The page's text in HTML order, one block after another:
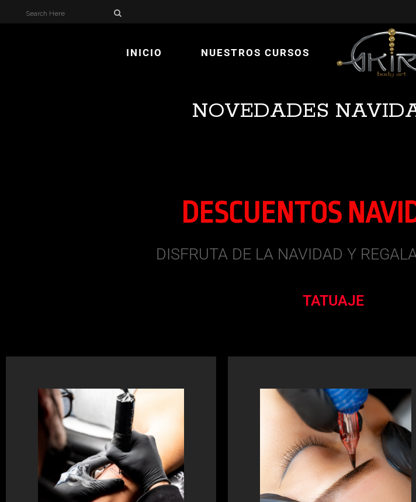
INICIO NUESTROS CURSOS
NOVEDADES
DESCUENTOS
DISFRUTA DE LA NAVIDAD Y
TATUAJE